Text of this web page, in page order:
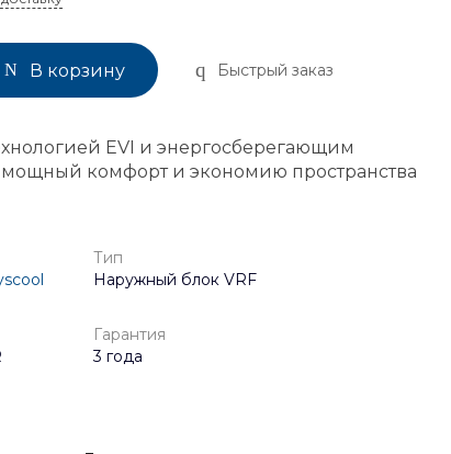
В корзину Быстрый заказ
EVI и энергосберегающим
комфорт и экономию пространства
Тип
Наружный блок VRF
Гарантия
3 года